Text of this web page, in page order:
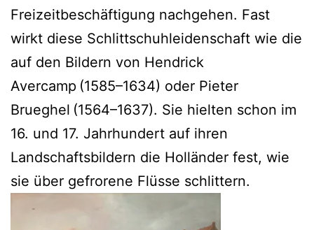
Freizeitbeschäftigung nachgehen. Fast
wirkt diese Schlittschuhleidenschaft wie die
auf den Bildern von Hendrick
Avercamp (1585–1634) oder Pieter
Brueghel (1564–1637). Sie hielten schon im
16. und 17. Jahrhundert auf ihren
Landschaftsbildern die Holländer fest, wie
sie über gefrorene Flüsse schlittern.